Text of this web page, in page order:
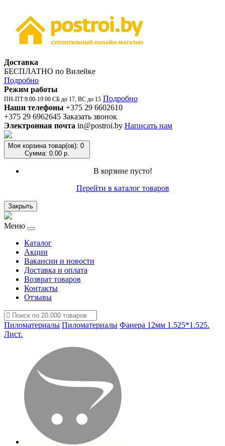
Доставка
БЕСПЛАТНО по Вилейке
Подробно
Режим работы
ПН-ПТ:9.00-19.00 СБ до 17, ВС до 15 Подробно
Наши телефоны +375 29 6602610
+375 29 6962645 Заказать звонок
Электронная почта in@postroi.by Написать нам
Моя корзина товар(ов): 0
Сумма: 0.00 р.
В корзине пусто!
Перейти в каталог товаров
Закрыть
Меню
Каталог
Акции
Вакансии и новости
Доставка и оплата
Возврат товаров
Контакты
Отзывы
Пиломатериалы Пиломатериалы Фанера 12мм 1.525*1.525.
Лист.